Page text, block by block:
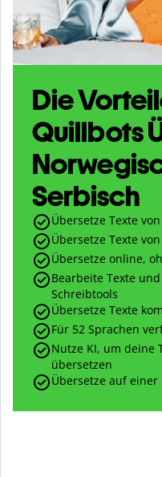
Die
Quillbots
Serbisch
Übersetze Texte
Übersetze Texte
Übersetze online,
Bearbeite Texte
Schreibtools
Übersetze Texte
Für 52 Sprachen
Nutze KI, um deine
übersetzen
Übersetze auf